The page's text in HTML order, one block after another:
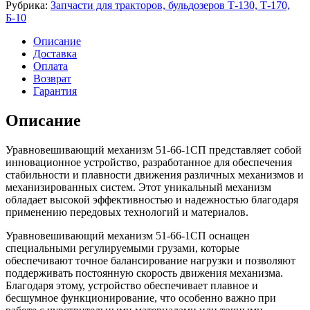
51-
66-
1СП
Рубрика: Запчасти для тракторов, бульдозеров Т-130, Т-170,
Б-10
Описание
Доставка
Оплата
Возврат
Гарантия
Описание
Уравновешивающий механизм 51-66-1СП представляет собой
инновационное устройство, разработанное для обеспечения
стабильности и плавности движения различных механизмов и
механизированных систем. Этот уникальный механизм
обладает высокой эффективностью и надежностью благодаря
применению передовых технологий и материалов.
Уравновешивающий механизм 51-66-1СП оснащен
специальными регулируемыми грузами, которые
обеспечивают точное балансирование нагрузки и позволяют
поддерживать постоянную скорость движения механизма.
Благодаря этому, устройство обеспечивает плавное и
бесшумное функционирование, что особенно важно при